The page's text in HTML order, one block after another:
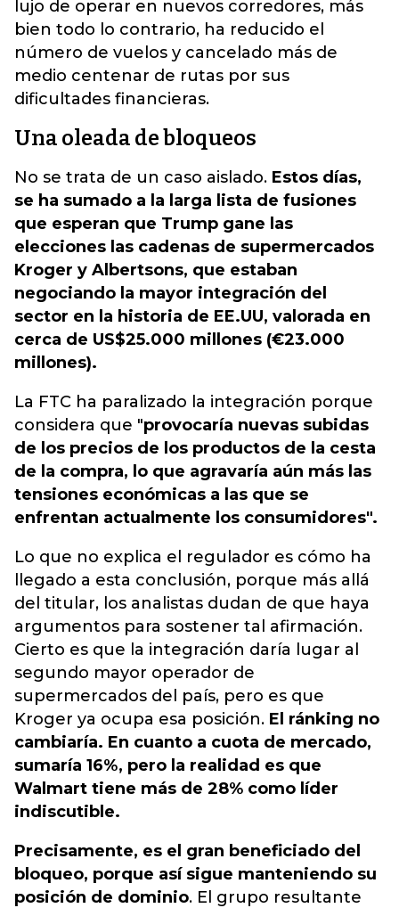
lujo de operar en nuevos corredores, más
bien todo lo contrario, ha reducido el
número de vuelos y cancelado más de
medio centenar de rutas por sus
dificultades financieras.
Una oleada de bloqueos
No se trata de un caso aislado. Estos días,
se ha sumado a la larga lista de fusiones
que esperan que Trump gane las
elecciones las cadenas de supermercados
Kroger y Albertsons, que estaban
negociando la mayor integración del
sector en la historia de EE.UU, valorada en
cerca de US$25.000 millones (€23.000
millones).
La FTC ha paralizado la integración porque
considera que "provocaría nuevas subidas
de los precios de los productos de la cesta
de la compra, lo que agravaría aún más las
tensiones económicas a las que se
enfrentan actualmente los consumidores".
Lo que no explica el regulador es cómo ha
llegado a esta conclusión, porque más allá
del titular, los analistas dudan de que haya
argumentos para sostener tal afirmación.
Cierto es que la integración daría lugar al
segundo mayor operador de
supermercados del país, pero es que
Kroger ya ocupa esa posición. El ránking no
cambiaría. En cuanto a cuota de mercado,
sumaría 16%, pero la realidad es que
Walmart tiene más de 28% como líder
indiscutible.
Precisamente, es el gran beneficiado del
bloqueo, porque así sigue manteniendo su
posición de dominio. El grupo resultante